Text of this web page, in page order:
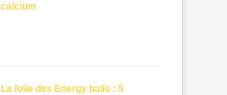
calcium
La folie des Energy balls : 5